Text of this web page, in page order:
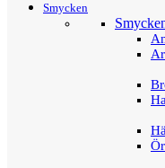
Smycken